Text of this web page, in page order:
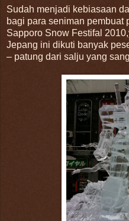
Sudah menjadi kebiasaan
bagi para seniman pembuat
Sapporo Snow Festifal
Jepang ini dikuti banyak
– patung dari salju yang